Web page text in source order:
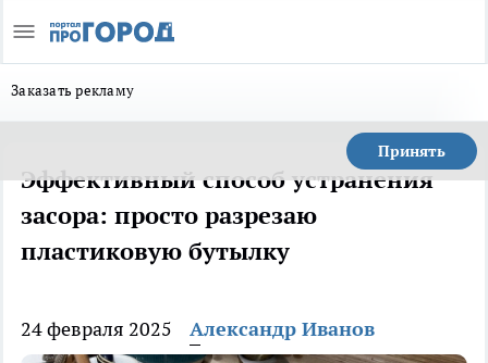
Заказать рекламу
Принять
Эффективный способ устранения
засора: просто разрезаю
пластиковую бутылку
24 февраля 2025 Александр Иванов